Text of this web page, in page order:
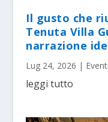
Il gusto che
Tenuta Villa
narrazione
Lug 24, 2026 | Eventi
leggi tutto